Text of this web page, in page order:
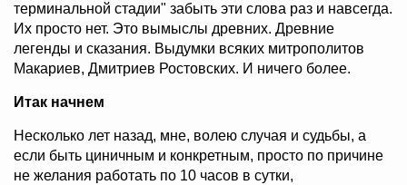
терминальной стадии" забыть эти слова раз и навсегда.
Их просто нет. Это вымыслы древних. Древние
легенды и сказания. Выдумки всяких митрополитов
Макариев, Дмитриев Ростовских. И ничего более.
Итак начнем
Несколько лет назад, мне, волею случая и судьбы, а
если быть циничным и конкретным, просто по причине
не желания работать по 10 часов в сутки,